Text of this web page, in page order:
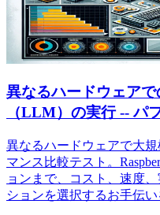
異なるハードウェア
（LLM）の実行 -- パ
異なるハードウェアで大
マンス比較テスト。
ョンまで、コスト、速度
ションを選択するお手伝い